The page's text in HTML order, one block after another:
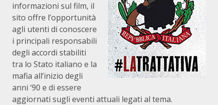
informazioni sul film, il
sito offre l’opportunità
agli utenti di conoscere
i principali responsabili
degli accordi stabiliti
tra lo Stato italiano e la
mafia all’inizio degli
anni ‘90 e di essere
aggiornati sugli eventi attuali legati al tema.